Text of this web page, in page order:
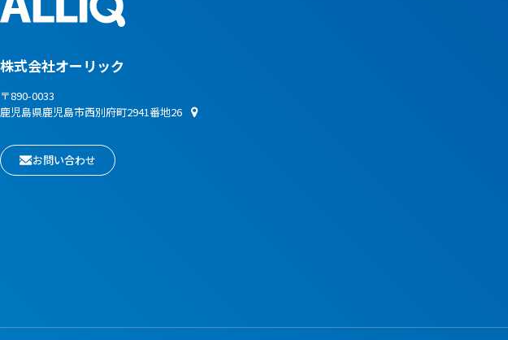
株式会社オーリック
〒890-0033
鹿児島県鹿児島市西別府町2941番地26
お問い合わせ